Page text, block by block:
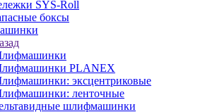
SYS-Roll
боксы
PLANEX
эксцентриковые
ленточные
шлифмашинки